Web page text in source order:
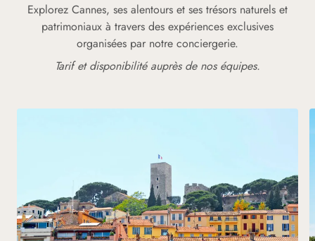
Explorez Cannes, ses alentours et ses trésors naturels et
patrimoniaux à travers des expériences exclusives
organisées par notre conciergerie.
Tarif et disponibilité auprès de nos équipes.